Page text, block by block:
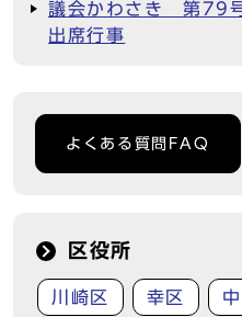
議会かわさき 第79
出席行事
よくある質問FAQ
区役所
川崎区 幸区